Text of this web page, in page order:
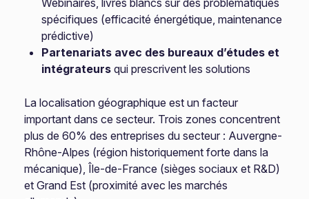
Webinaires, livres blancs sur des problématiques
spécifiques (efficacité énergétique, maintenance
prédictive)
Partenariats avec des bureaux d’études et
intégrateurs qui prescrivent les solutions
La localisation géographique est un facteur
important dans ce secteur. Trois zones concentrent
plus de 60% des entreprises du secteur : Auvergne-
Rhône-Alpes (région historiquement forte dans la
mécanique), Île-de-France (sièges sociaux et R&D)
et Grand Est (proximité avec les marchés